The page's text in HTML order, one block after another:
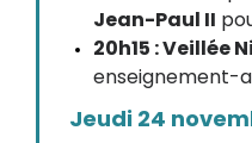
Jean-Paul II
20h15 : Veillée
enseignement-
Jeudi 24